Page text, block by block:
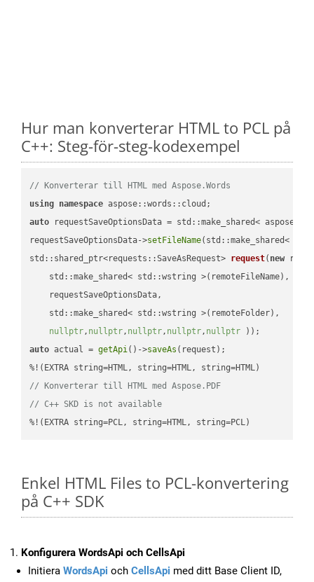
Hur man konverterar HTML to PCL på
C++: Steg-för-steg-kodexempel
// Konverterar till HTML med Aspose.Words
using namespace
auto requestSaveOptionsData = std::make_shared<
requestSaveOptionsData->setFileName(std::make_shared<
std::shared_ptr<requests::SaveAsRequest> request( new
    std::make_shared< std::wstring >(remoteFileName),
    requestSaveOptionsData,
    std::make_shared< std::wstring >(remoteFolder),
nullptr, nullptr, nullptr, nullptr, nullptr ))
auto actual = getApi()->saveAs (request);
// Konverterar till HTML med Aspose.PDF
// C++ SKD is not available
%!(EXTRA string=PCL, string=HTML, string=PCL)
Enkel HTML Files to PCL-konvertering
på C++ SDK
Konfigurera WordsApi och CellsApi
Initiera WordsApi och CellsApi med ditt Base Client ID,